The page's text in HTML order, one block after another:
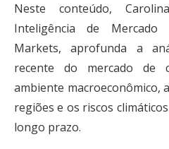
Neste conteúdo,
Inteligência de Mercado
Markets, aprofunda a
recente do mercado de
ambiente macroeconômico,
regiões e os riscos
longo prazo.